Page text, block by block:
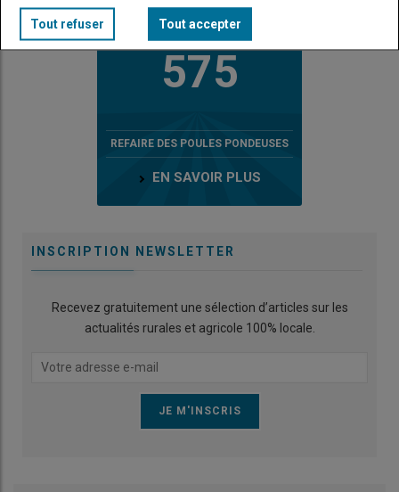
LE CHIFFRE
575
REFAIRE DES POULES PONDEUSES
EN SAVOIR PLUS
INSCRIPTION NEWSLETTER
Recevez gratuitement une sélection d’articles sur les
actualités rurales et agricole 100% locale.
Tout refuser Tout accepter